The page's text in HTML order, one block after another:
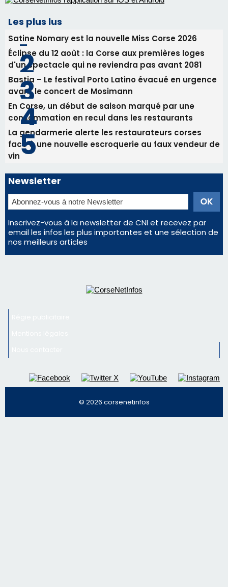
Les plus lus
Satine Nomary est la nouvelle Miss Corse 2026
Éclipse du 12 août : la Corse aux premières loges
d'un spectacle qui ne reviendra pas avant 2081
Bastia – Le festival Porto Latino évacué en urgence
avant le concert de Mosimann
En Corse, un début de saison marqué par une
consommation en recul dans les restaurants
La gendarmerie alerte les restaurateurs corses
face à une nouvelle escroquerie au faux vendeur de
vin
Newsletter
Inscrivez-vous à la newsletter de CNI et recevez par
email les infos les plus importantes et une sélection de
nos meilleurs articles
© 2026 corsenetinfos